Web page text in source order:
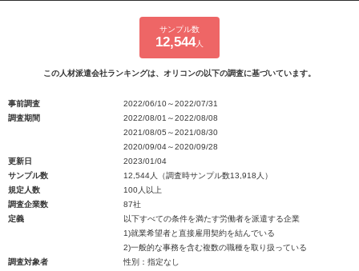
サンプル数
12,544人
この人材派遣会社ランキングは、オリコンの以下の調査に基づいています。
事前調査
2022/06/10～2022/07/31
調査期間
2022/08/01～2022/08/08
2021/08/05～2021/08/30
2020/09/04～2020/09/28
更新日
2023/01/04
サンプル数
12,544人（調査時サンプル数13,918人）
規定人数
100人以上
調査企業数
87社
定義
以下すべての条件を満たす労働者を派遣する企業
1)就業希望者と直接雇用契約を結んでいる
2)一般的な事務を含む複数の職種を取り扱っている
調査対象者
性別：指定なし